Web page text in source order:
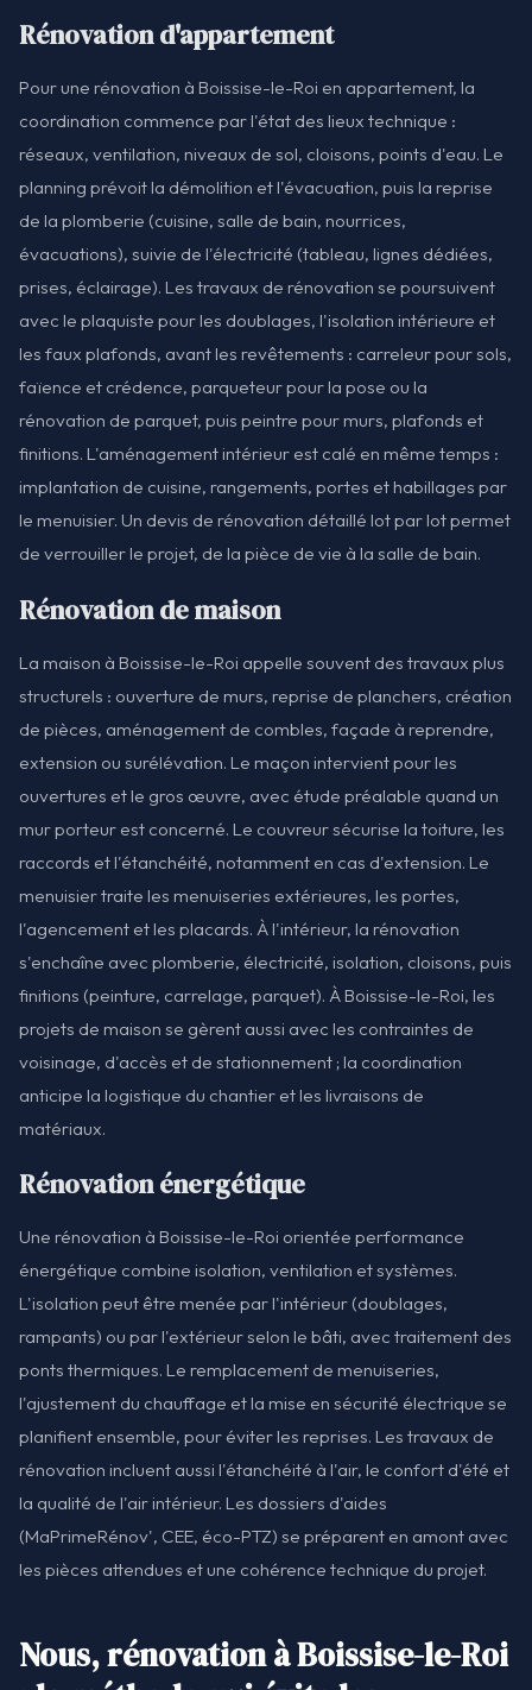
Rénovation d'appartement
Pour une rénovation à Boissise-le-Roi en appartement, la
coordination commence par l'état des lieux technique :
réseaux, ventilation, niveaux de sol, cloisons, points d'eau. Le
planning prévoit la démolition et l'évacuation, puis la reprise
de la plomberie (cuisine, salle de bain, nourrices,
évacuations), suivie de l'électricité (tableau, lignes dédiées,
prises, éclairage). Les travaux de rénovation se poursuivent
avec le plaquiste pour les doublages, l'isolation intérieure et
les faux plafonds, avant les revêtements : carreleur pour sols,
faïence et crédence, parqueteur pour la pose ou la
rénovation de parquet, puis peintre pour murs, plafonds et
finitions. L'aménagement intérieur est calé en même temps :
implantation de cuisine, rangements, portes et habillages par
le menuisier. Un devis de rénovation détaillé lot par lot permet
de verrouiller le projet, de la pièce de vie à la salle de bain.
Rénovation de maison
La maison à Boissise-le-Roi appelle souvent des travaux plus
structurels : ouverture de murs, reprise de planchers, création
de pièces, aménagement de combles, façade à reprendre,
extension ou surélévation. Le maçon intervient pour les
ouvertures et le gros œuvre, avec étude préalable quand un
mur porteur est concerné. Le couvreur sécurise la toiture, les
raccords et l'étanchéité, notamment en cas d'extension. Le
menuisier traite les menuiseries extérieures, les portes,
l'agencement et les placards. À l'intérieur, la rénovation
s'enchaîne avec plomberie, électricité, isolation, cloisons, puis
finitions (peinture, carrelage, parquet). À Boissise-le-Roi, les
projets de maison se gèrent aussi avec les contraintes de
voisinage, d'accès et de stationnement ; la coordination
anticipe la logistique du chantier et les livraisons de
matériaux.
Rénovation énergétique
Une rénovation à Boissise-le-Roi orientée performance
énergétique combine isolation, ventilation et systèmes.
L'isolation peut être menée par l'intérieur (doublages,
rampants) ou par l'extérieur selon le bâti, avec traitement des
ponts thermiques. Le remplacement de menuiseries,
l'ajustement du chauffage et la mise en sécurité électrique se
planifient ensemble, pour éviter les reprises. Les travaux de
rénovation incluent aussi l'étanchéité à l'air, le confort d'été et
la qualité de l'air intérieur. Les dossiers d'aides
(MaPrimeRénov', CEE, éco-PTZ) se préparent en amont avec
les pièces attendues et une cohérence technique du projet.
Nous, rénovation à Boissise-le-Roi